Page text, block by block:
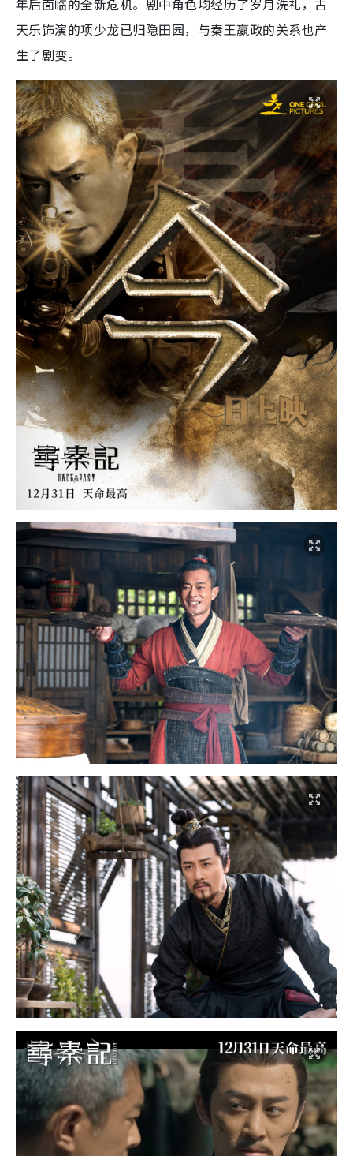
年后面临的全新危机。剧中角色均经历了岁月洗礼，古
天乐饰演的项少龙已归隐田园，与秦王嬴政的关系也产
生了剧变。